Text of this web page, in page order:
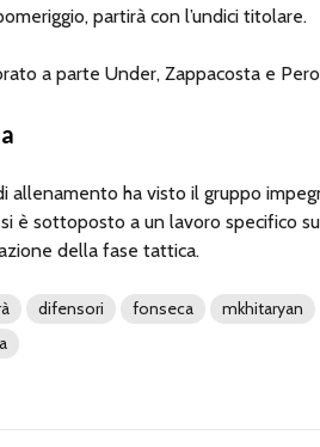
partirà con l’undici titolare.
a parte Under, Zappacosta e
allenamento ha visto il gruppo
è sottoposto a un lavoro specifico
della fase tattica.
difensori fonseca mkhitaryan